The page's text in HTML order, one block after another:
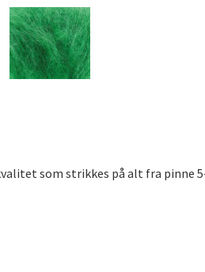
som strikkes på alt fra pinne